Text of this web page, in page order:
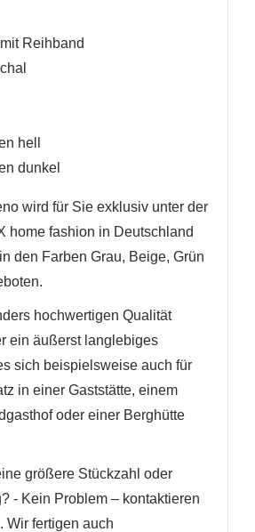
Reihband
hell
dunkel
wird für Sie exklusiv unter der
home fashion in Deutschland
den Farben Grau, Beige, Grün
hochwertigen Qualität
ein äußerst langlebiges
sich beispielsweise auch für
in einer Gaststätte, einem
oder einer Berghütte
größere Stückzahl oder
- Kein Problem – kontaktieren
Wir fertigen auch